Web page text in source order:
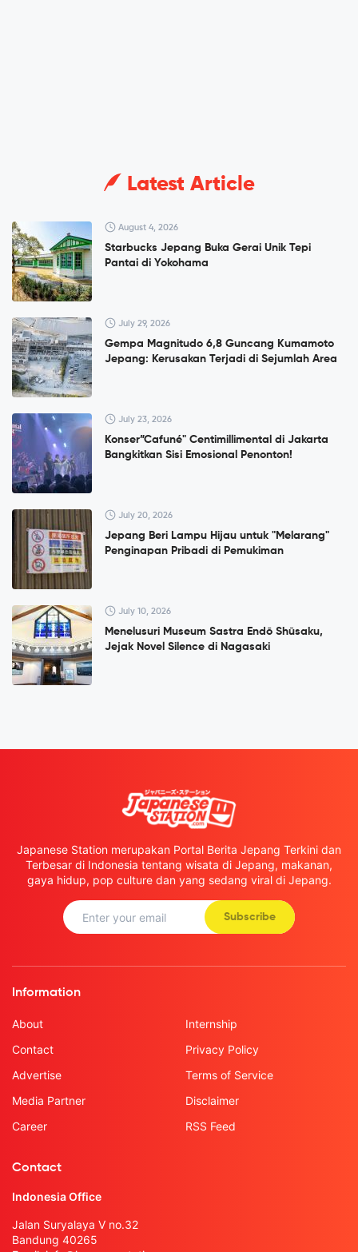
Latest Article
August 4, 2026
Starbucks Jepang Buka Gerai Unik Tepi
Pantai di Yokohama
July 29, 2026
Gempa Magnitudo 6,8 Guncang Kumamoto
Jepang: Kerusakan Terjadi di Sejumlah Area
July 23, 2026
Konser”Cafuné" Centimillimental di Jakarta
Bangkitkan Sisi Emosional Penonton!
July 20, 2026
Jepang Beri Lampu Hijau untuk "Melarang"
Penginapan Pribadi di Pemukiman
July 10, 2026
Menelusuri Museum Sastra Endō Shūsaku,
Jejak Novel Silence di Nagasaki
Japanese Station merupakan Portal Berita Jepang Terkini dan
Terbesar di Indonesia tentang wisata di Jepang, makanan,
gaya hidup, pop culture dan yang sedang viral di Jepang.
Subscribe
Information
About
Contact
Advertise
Media Partner
Career
Internship
Privacy Policy
Terms of Service
Disclaimer
RSS Feed
Contact
Indonesia Office
Jalan Suryalaya V no.32
Bandung 40265